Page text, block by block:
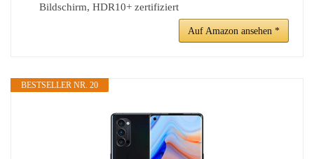
Bildschirm, HDR10+ zertifiziert
Auf Amazon ansehen *
BESTSELLER NR. 20